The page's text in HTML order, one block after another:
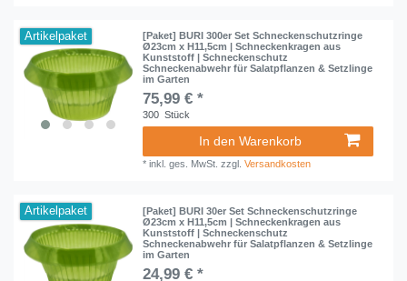
Artikelpaket
[Paket] BURI 300er Set Schneckenschutzringe
Ø23cm x H11,5cm | Schneckenkragen aus
Kunststoff | Schneckenschutz
Schneckenabwehr für Salatpflanzen & Setzlinge
im Garten
75,99 € *
300 Stück
In den Warenkorb
*inkl. ges. MwSt. zzgl.Versandkosten
Artikelpaket
[Paket] BURI 30er Set Schneckenschutzringe
Ø23cm x H11,5cm | Schneckenkragen aus
Kunststoff | Schneckenschutz
Schneckenabwehr für Salatpflanzen & Setzlinge
im Garten
24,99 € *